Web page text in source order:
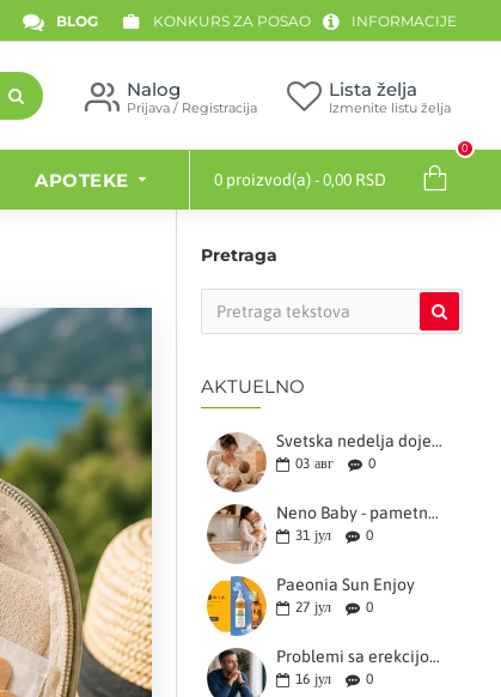
BLOG KONKURS ZA POSAO INFORMACIJE
Nalog
Prijava / Registracija
Lista želja
Izmenite listu želja
APOTEKE 0 proizvod(a) - 0,00 RSD
0
Pretraga
AKTUELNO
Svetska nedelja dojenja (1-7. avgust)
03 авг 0
Neno Baby - pametna bebi oprema koja olakšava svakodnevicu modernih roditelja
31 јул 0
Paeonia Sun Enjoy
27 јул 0
Problemi sa erekcijom (erektilna disfunkcija): šta ih izaziva i kako se danas rešavaju
16 јул 0